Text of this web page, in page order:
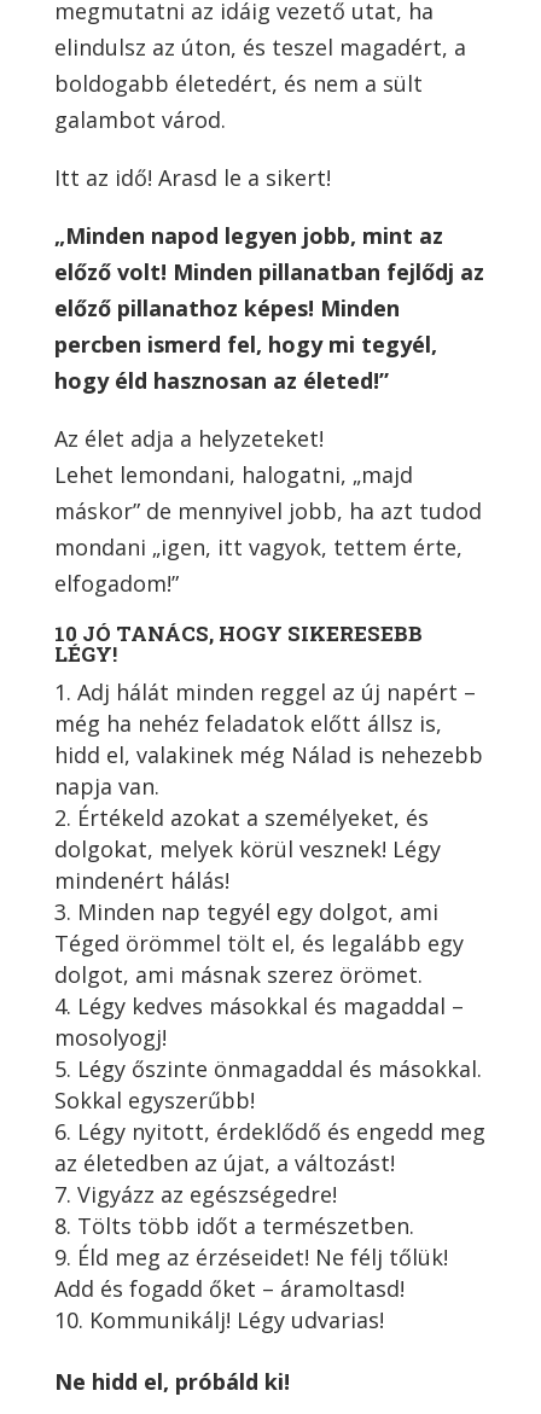
megmutatni az idáig vezető utat, ha
elindulsz az úton, és teszel magadért, a
boldogabb életedért, és nem a sült
galambot várod.
Itt az idő! Arasd le a sikert!
„Minden napod legyen jobb, mint az
előző volt! Minden pillanatban fejlődj az
előző pillanathoz képes! Minden
percben ismerd fel, hogy mi tegyél,
hogy éld hasznosan az életed!”
Az élet adja a helyzeteket!
Lehet lemondani, halogatni, „majd
máskor” de mennyivel jobb, ha azt tudod
mondani „igen, itt vagyok, tettem érte,
elfogadom!”
10 JÓ TANÁCS, HOGY SIKERESEBB
LÉGY!
Adj hálát minden reggel az új napért –
még ha nehéz feladatok előtt állsz is,
hidd el, valakinek még Nálad is nehezebb
napja van.
Értékeld azokat a személyeket, és
dolgokat, melyek körül vesznek! Légy
mindenért hálás!
Minden nap tegyél egy dolgot, ami
Téged örömmel tölt el, és legalább egy
dolgot, ami másnak szerez örömet.
Légy kedves másokkal és magaddal –
mosolyogj!
Légy őszinte önmagaddal és másokkal.
Sokkal egyszerűbb!
Légy nyitott, érdeklődő és engedd meg
az életedben az újat, a változást!
Vigyázz az egészségedre!
Tölts több időt a természetben.
Éld meg az érzéseidet! Ne félj tőlük!
Add és fogadd őket – áramoltasd!
Kommunikálj! Légy udvarias!
Ne hidd el, próbáld ki!